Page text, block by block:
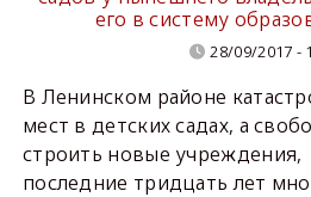
его в систему
28/09/2017 -
В Ленинском районе
мест в детских садах, а
строить новые учреждения,
последние тридцать лет